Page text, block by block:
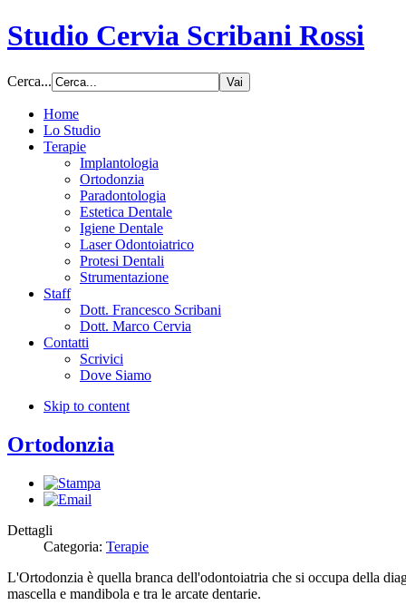
Studio Cervia Scribani Rossi
Cerca...
Home
Lo Studio
Terapie
Implantologia
Ortodonzia
Paradontologia
Estetica Dentale
Igiene Dentale
Laser Odontoiatrico
Protesi Dentali
Strumentazione
Staff
Dott. Francesco Scribani
Dott. Marco Cervia
Contatti
Scrivici
Dove Siamo
Skip to content
Ortodonzia
Dettagli
Categoria: Terapie
L'Ortodonzia è quella branca dell'odontoiatria che si occupa della
mascella e mandibola e tra le arcate dentarie.